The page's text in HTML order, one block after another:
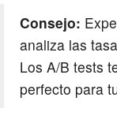
Consejo:
analiza las
Los A/B tests
perfecto para